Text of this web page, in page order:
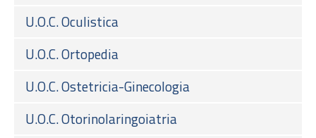
U.O.C. Oculistica
U.O.C. Ortopedia
U.O.C. Ostetricia-Ginecologia
U.O.C. Otorinolaringoiatria